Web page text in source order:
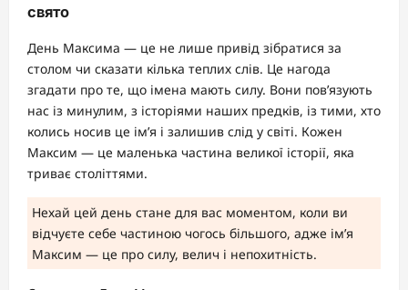
свято
День Максима — це не лише привід зібратися за
столом чи сказати кілька теплих слів. Це нагода
згадати про те, що імена мають силу. Вони пов’язують
нас із минулим, з історіями наших предків, із тими, хто
колись носив це ім’я і залишив слід у світі. Кожен
Максим — це маленька частина великої історії, яка
триває століттями.
Нехай цей день стане для вас моментом, коли ви
відчуєте себе частиною чогось більшого, адже ім’я
Максим — це про силу, велич і непохитність.